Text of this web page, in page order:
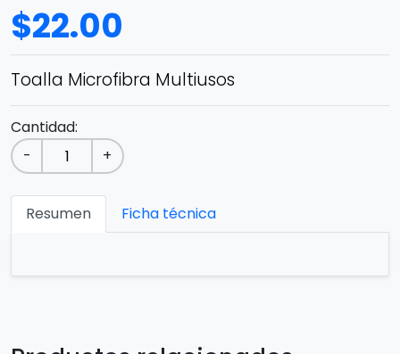
$22.00
Toalla Microfibra Multiusos
Cantidad:
-
+
Resumen Ficha técnica